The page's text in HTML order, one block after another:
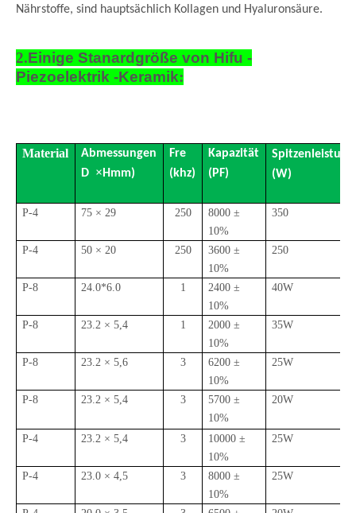
Nährstoffe, sind hauptsächlich Kollagen und Hyaluronsäure.
2.Einige Stanardgröße von Hifu -
Piezoelektrik -Keramik:
Material
Abmessungen
D ×Hmm)
Fre
(khz)
Kapazität
(PF)
Spitzenleistung
(W)
P-4 75 × 29 250
8000 ±
10%
350
P-4 50 × 20 250
3600 ±
10%
250
P-8 24.0*6.0 1
2400 ±
10%
40W
P-8 23.2 × 5,4 1
2000 ±
10%
35W
P-8 23.2 × 5,6 3
6200 ±
10%
25W
P-8 23.2 × 5,4 3
5700 ±
10%
20W
P-4 23.2 × 5,4 3
10000 ±
10%
25W
P-4 23.0 × 4,5 3
8000 ±
10%
25W